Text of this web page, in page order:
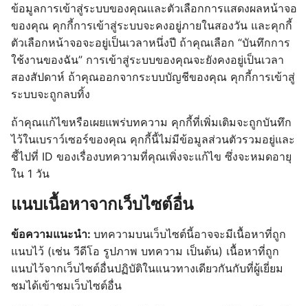
ข้อมูลการเข้าสู่ระบบของคุณและตัวเลือกการแสดงผลหน้าจอ
ของคุณ คุกกี้การเข้าสู่ระบบจะคงอยู่ภายในสองวัน และคุกกี้
ตัวเลือกหน้าจอจะอยู่เป็นเวลาหนึ่งปี ถ้าคุณเลือก “บันทึกการ
ใช้งานของฉัน” การเข้าสู่ระบบของคุณจะยังคงอยู่เป็นเวลา
สองสัปดาห์ ถ้าคุณออกจากระบบบัญชีของคุณ คุกกี้การเข้าสู่
ระบบจะถูกลบทิ้ง
ถ้าคุณแก้ไขหรือเผยแพร่บทความ คุกกี้ที่เพิ่มเติมจะถูกบันทึก
ไว้ในเบราว์เซอร์ของคุณ คุกกี้นี้ไม่มีข้อมูลส่วนตัวรวมอยู่และ
ชี้ไปที่ ID ของเรื่องบทความที่คุณเพิ่งจะแก้ไข ซึ่งจะหมดอายุ
ใน 1 วัน
แนบเนื้อหาจากเว็บไซต์อื่น
ข้อความแนะนำ: บทความบนเว็บไซต์นี้อาจจะมีเนื้อหาที่ถูก
แนบไว้ (เช่น วีดีโอ รูปภาพ บทความ เป็นต้น) เนื้อหาที่ถูก
แนบไว้จากเว็บไซต์อื่นปฏิบัติในแนวทางเดียวกันกับที่ผู้เยี่ยม
ชมได้เข้าชมเว็บไซต์อื่น